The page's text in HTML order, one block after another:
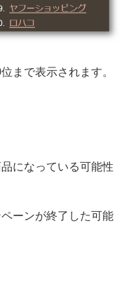
まで表示されます。
になっている可能性
ーンが終了した可能